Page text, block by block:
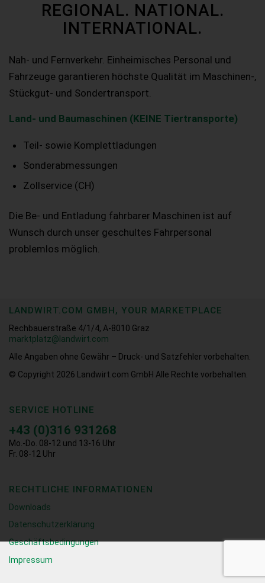
REGIONAL. NATIONAL.
INTERNATIONAL.
Nah- und Fernverkehr. Einheimisches Personal und
Fahrzeuge garantieren höchste Qualität im Maschinen-,
Stückgut- und Sondertransport.
Land- und Baumaschinen (KEINE Tiertransporte)
Teil- sowie Komplettladungen
Sonderabmessungen
Zollservice (CH)
Die Be- und Entladung fahrbarer Maschinen ist auf
Wunsch durch unser geschultes Fahrpersonal
problemlos möglich.
LANDWIRT.COM GMBH, YOUR MARKETPLACE
Rechbauerstraße 4/1/4, A-8010 Graz
marktplatz@landwirt.com
Alle Angaben ohne Gewähr – Druck- und Satzfehler vorbehalten.
© Copyright 2026
Landwirt.com GmbH Alle Rechte vorbehalten.
SERVICE HOTLINE
+43 (0)316 931268
Mo.-Do. 08-12 und 13-16 Uhr
Fr. 08-12 Uhr
RECHTLICHE INFORMATIONEN
Downloads
Datenschutzerklärung
Geschäftsbedingungen
Impressum